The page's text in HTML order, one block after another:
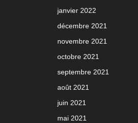
janvier 2022
décembre 2021
novembre 2021
octobre 2021
septembre 2021
août 2021
juin 2021
mai 2021